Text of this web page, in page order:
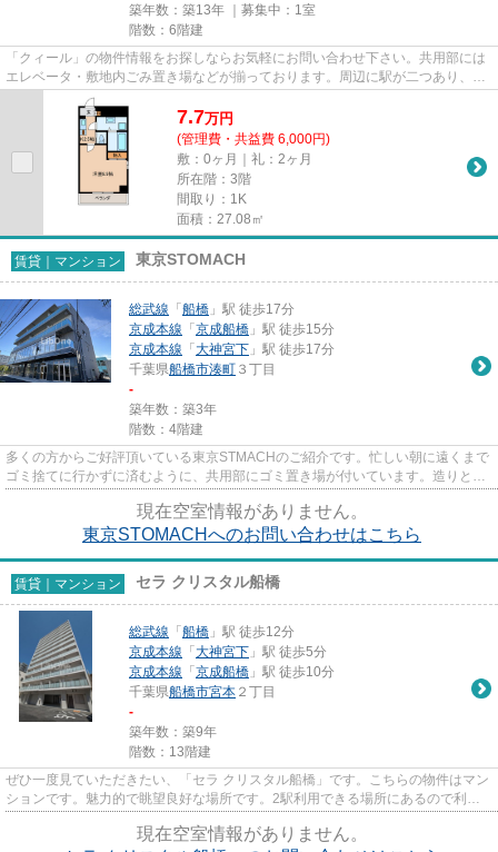
築年数：築13年 ｜募集中： 1室
階数：6階建
「クィール」の物件情報をお探しならお気軽にお問い合わせ下さい。共用部には
エレベータ・敷地内ごみ置き場などが揃っております。周辺に駅が二つあり、交
通の利便性が高いです。徒歩2...
7.7万円
(管理費・共益費 6,000円)
敷：0ヶ月｜礼：2ヶ月
所在階：3階
間取り：1K
面積：27.08㎡
賃貸｜マンション 東京STOMACH
総武線 「 船橋 」駅 徒歩17分
京成本線 「 京成船橋 」駅 徒歩15分
京成本線 「 大神宮下 」駅 徒歩17分
千葉県船橋市湊町 ３丁目
-
築年数：築3年
階数：4階建
多くの方からご好評頂いている東京STMACHのご紹介です。忙しい朝に遠くまで
ゴミ捨てに行かずに済むように、共用部にゴミ置き場が付いています。造りとデ
現在空室情報がありません。
東京STOMACHへのお問い合わせはこちら
賃貸｜マンション セラ クリスタル船橋
総武線 「 船橋 」駅 徒歩12分
京成本線 「 大神宮下 」駅 徒歩5分
京成本線 「 京成船橋 」駅 徒歩10分
千葉県船橋市宮本 ２丁目
-
築年数：築9年
階数：13階建
ぜひ一度見ていただきたい、「セラ クリスタル船橋」です。こちらの物件はマン
ションです。魅力的で眺望良好な場所です。2駅利用できる場所にあるので利便
現在空室情報がありません。